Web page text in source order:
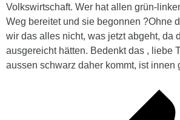
Volkswirtschaft. Wer hat allen grün-
Weg bereitet und sie begonnen ?Ohne
wir das alles nicht, was jetzt abgeht, da
ausgereicht hätten. Bedenkt das , liebe
aussen schwarz daher kommt, ist innen